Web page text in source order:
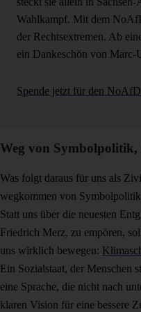
Wahlkampf. Mit dem
der Rechtsextremen. Ab
ein Dankeschön von
Spende jetzt für den
Weg von Symbolpolitik,
Was folgt daraus für uns als
wegkommen von
Statt uns über die neuesten
Friedrich Merz, zu empören,
uns wirklich bewegen:
Ein Sozialstaat, der Menschen
eine Sprache, die nicht nach
klaren Vision für eine bessere